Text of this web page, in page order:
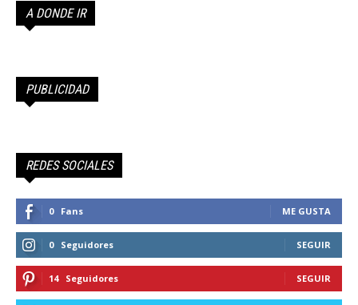
A DONDE IR
PUBLICIDAD
REDES SOCIALES
0 Fans ME GUSTA
0 Seguidores SEGUIR
14 Seguidores SEGUIR